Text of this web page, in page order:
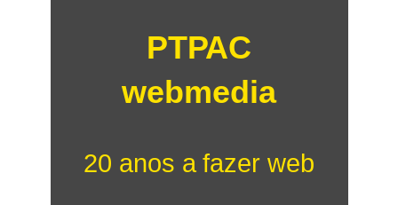
PTPAC
webmedia
20 anos a fazer web